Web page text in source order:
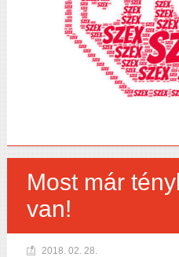
Most már
van!
2018. 02. 28.